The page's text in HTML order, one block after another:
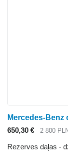
Mercedes-Benz
650,30 €
2 800
Rezerves daļas -